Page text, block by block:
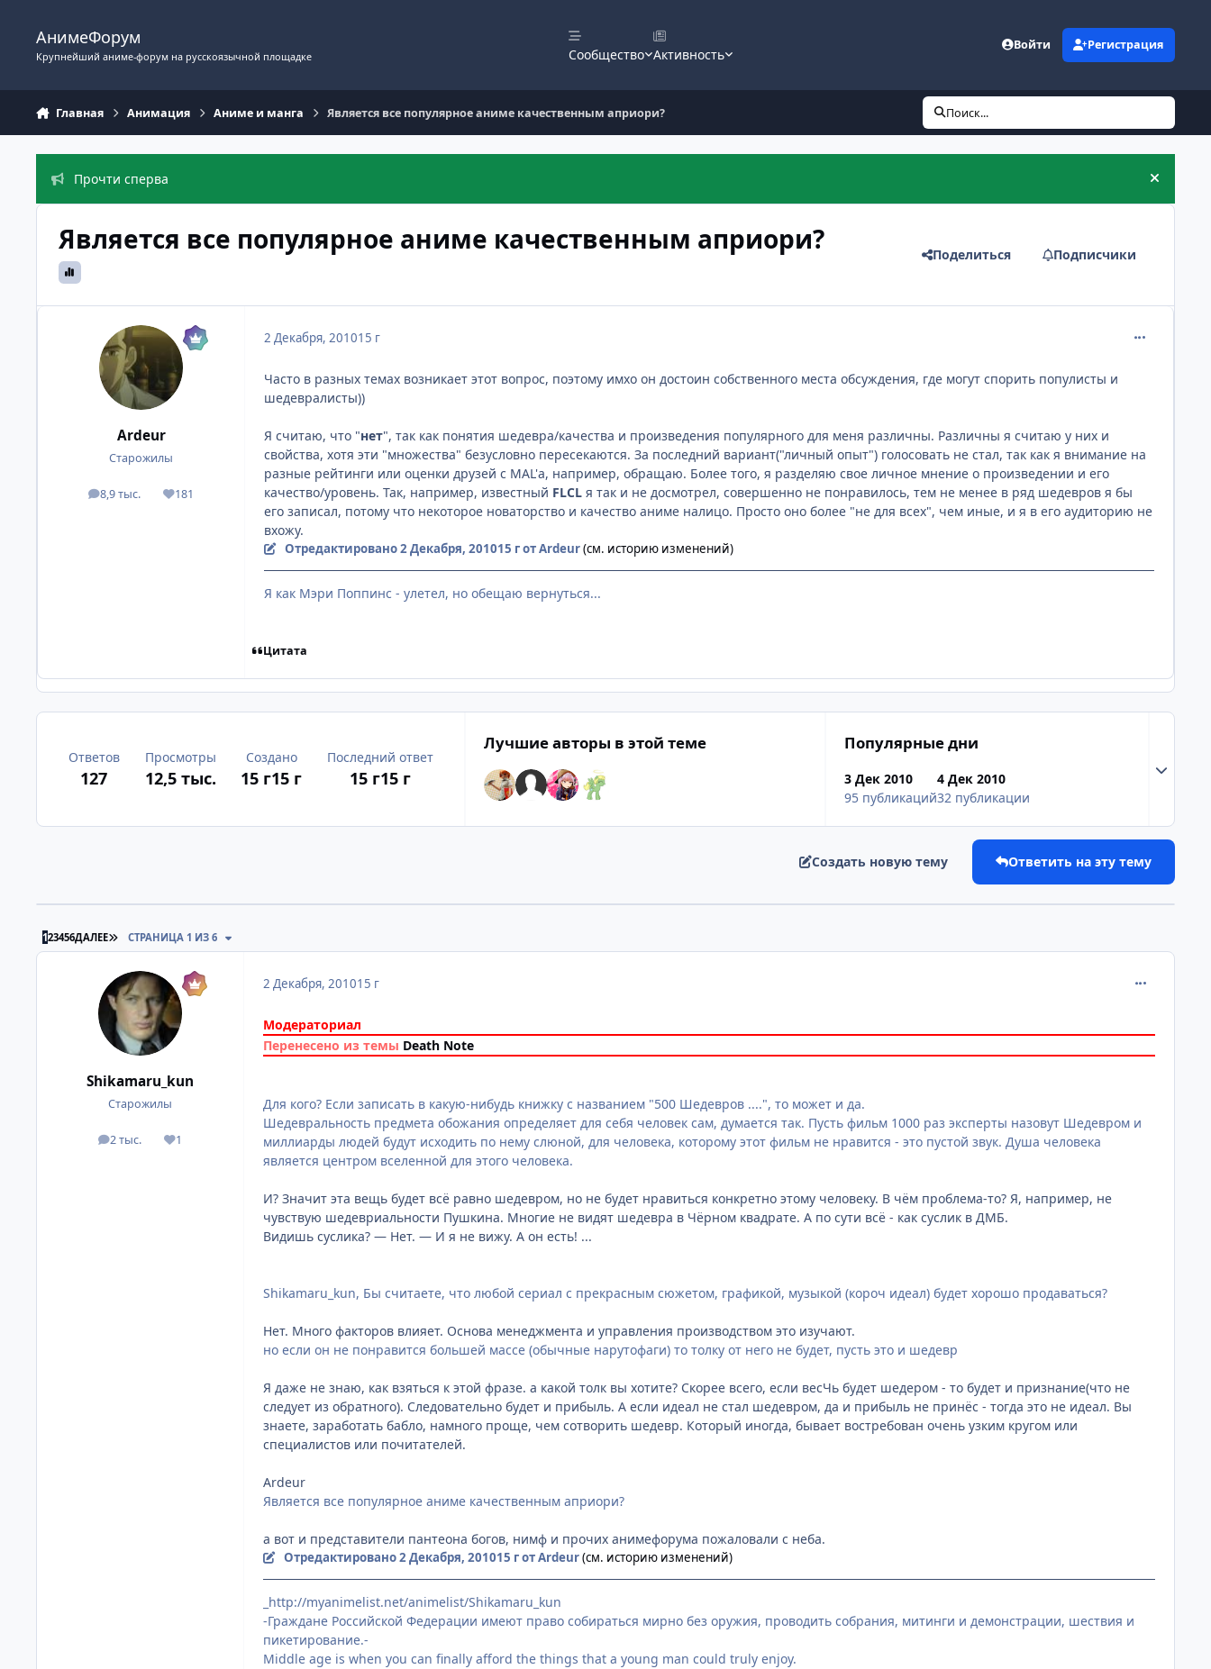
АнимеФорум
Крупнейший аниме-форум на русскоязычной площадке Сообщество Активность
Войти Регистрация
Главная Анимация Аниме и манга Является все популярное аниме качественным априори? Поиск...
Прочти сперва Скрыть
Является все популярное аниме качественным априори? Поделиться Подписчики
Ardeur
Старожилы
8,9 тыс.
посты 181
Репутация
2 Декабря, 201015 г
Часто в разных темах возникает этот вопрос, поэтому имхо он достоин собственного места обсуждения, где могут спорить популисты и
шедевралисты))
Я считаю, что "нет", так как понятия шедевра/качества и произведения популярного для меня различны. Различны я считаю у них и
свойства, хотя эти "множества" безусловно пересекаются. За последний вариант("личный опыт") голосовать не стал, так как я внимание на
разные рейтинги или оценки друзей с MAL'а, например, обращаю. Более того, я разделяю свое личное мнение о произведении и его
качество/уровень. Так, например, известный FLCL я так и не досмотрел, совершенно не понравилось, тем не менее в ряд шедевров я бы
его записал, потому что некоторое новаторство и качество аниме налицо. Просто оно более "не для всех", чем иные, и я в его аудиторию не
вхожу.
Отредактировано2 Декабря, 201015 гот Ardeur(см. историю изменений)
Я как Мэри Поппинс - улетел, но обещаю вернуться...
Цитата
Ответов
127
Просмотры
12,5 тыс.
Создано
15 г15 г
Последний ответ
15 г15 г
Лучшие авторы в этой теме Популярные дни
3 Дек 2010
95 публикаций
4 Дек 2010
32 публикации
Создать новую тему Ответить на эту тему
123456ДАЛЕЕ ПОСЛЕДНЯЯ СТРАНИЦА
СТРАНИЦА 1 ИЗ 6
Shikamaru_kun
Старожилы
2 тыс.
посты 1
Репутация
2 Декабря, 201015 г
Модераториал
Перенесено из темы Death Note
Для кого? Если записать в какую-нибудь книжку с названием "500 Шедевров ....", то может и да.
Шедевральность предмета обожания определяет для себя человек сам, думается так. Пусть фильм 1000 раз эксперты назовут Шедевром и
миллиарды людей будут исходить по нему слюной, для человека, которому этот фильм не нравится - это пустой звук. Душа человека
является центром вселенной для этого человека.
И? Значит эта вещь будет всё равно шедевром, но не будет нравиться конкретно этому человеку. В чём проблема-то? Я, например, не
чувствую шедевриальности Пушкина. Многие не видят шедевра в Чёрном квадрате. А по сути всё - как суслик в ДМБ.
Видишь суслика? — Нет. — И я не вижу. А он есть! ...
Shikamaru_kun, Бы считаете, что любой сериал с прекрасным сюжетом, графикой, музыкой (короч идеал) будет хорошо продаваться?
Нет. Много факторов влияет. Основа менеджмента и управления производством это изучают.
но если он не понравится большей массе (обычные нарутофаги) то толку от него не будет, пусть это и шедевр
Я даже не знаю, как взяться к этой фразе. а какой толк вы хотите? Скорее всего, если весЧь будет шедером - то будет и признание(что не
следует из обратного). Следовательно будет и прибыль. А если идеал не стал шедевром, да и прибыль не принёс - тогда это не идеал. Вы
знаете, заработать бабло, намного проще, чем сотворить шедевр. Который иногда, бывает востребован очень узким кругом или
специалистов или почитателей.
Ardeur
Является все популярное аниме качественным априори?
а вот и представители пантеона богов, нимф и прочих анимефорума пожаловали с неба.
Отредактировано2 Декабря, 201015 гот Ardeur(см. историю изменений)
_http://myanimelist.net/animelist/Shikamaru_kun
-Граждане Российской Федерации имеют право собираться мирно без оружия, проводить собрания, митинги и демонстрации, шествия и
пикетирование.-
Middle age is when you can finally afford the things that a young man could truly enjoy.